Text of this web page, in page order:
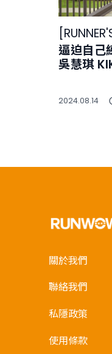
[
逼迫自己
吳慧琪
2024.08.14
關於我們
聯絡我們
私隱政策
使用條款